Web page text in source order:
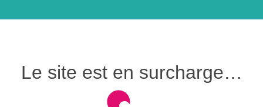
Le site est en surcharge…